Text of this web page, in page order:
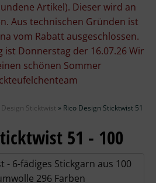
Artikel). Dieser wird an
Aus technischen Gründen ist
vom Rabatt ausgeschlossen.
ist Donnerstag der 16.07.26 Wir
schönen Sommer
Design Sticktwist » Rico Design Sticktwist 51
51 - 100
- 6-fädiges Stickgarn aus 100
296 Farben